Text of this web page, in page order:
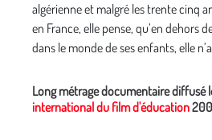
algérienne et malgré les trente cinq
en France, elle pense, qu’en dehors
dans le monde de ses enfants, elle
Long métrage documentaire diffusé
international du film d'éducation